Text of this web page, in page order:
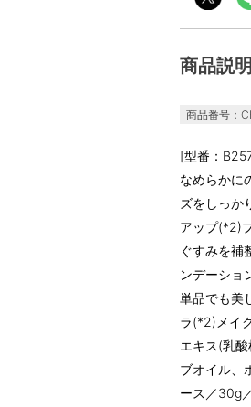
商品説明
商品番号：
[型番：
なめらかに
ズをしっか
アップ(*2)
ぐすみを補
ンデーショ
単品でも美
ラ(*2)メイ
エキス(乳
ブオイル、
ース／30g